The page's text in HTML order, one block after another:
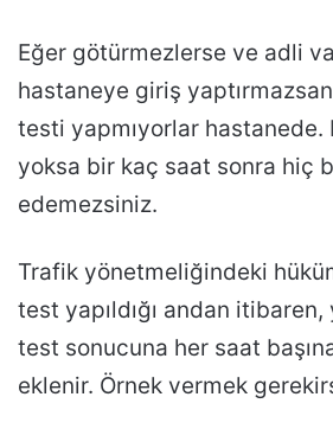
Eğer götürmezlerse ve adli
hastaneye giriş
testi yapmıyorlar hastanede.
yoksa bir kaç saat sonra hiç
edemezsiniz.
Trafik yönetmeliğindeki
test yapıldığı andan itibaren,
test sonucuna her saat
eklenir. Örnek vermek